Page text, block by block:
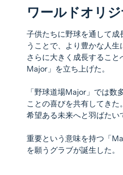
常
価
格
ワールドオリ
子供たちに野球を通して成
うことで、より豊かな人生
さらに大きく成長するこ
Major」を立ち上げた。
「野球道場Major」では数
ことの喜びを共有してきた。
希望ある未来へと羽ばたい
重要という意味を持つ「
を願うグラブが誕生した。